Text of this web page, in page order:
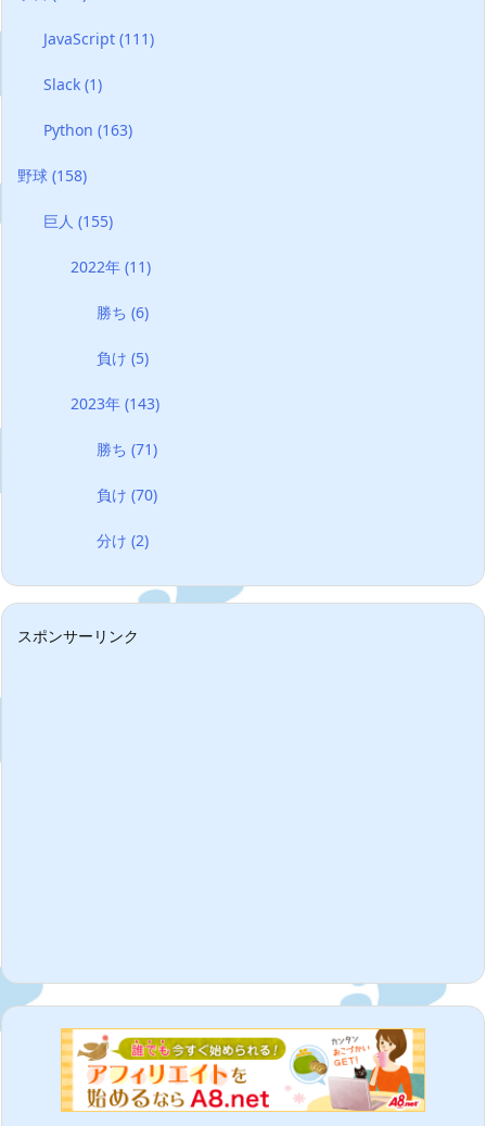
JavaScript(111)
Slack(1)
Python(163)
野球 (158)
巨人(155)
2022年 (11)
勝ち(6)
負け(5)
2023年 (143)
勝ち(71)
負け(70)
分け(2)
スポンサーリンク